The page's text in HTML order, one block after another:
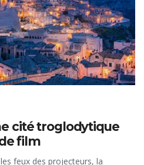
cité troglodytique
film
feux des projecteurs, la